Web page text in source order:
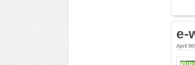
e-
April